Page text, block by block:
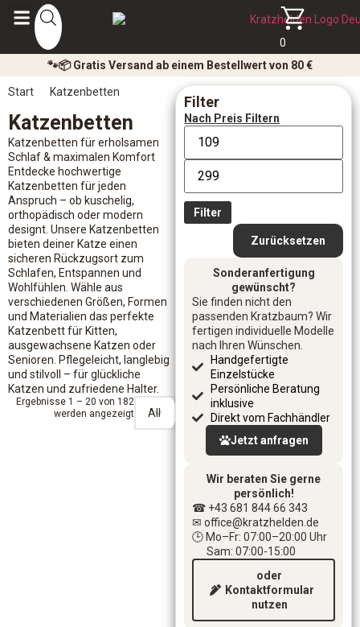
0
🐾📦 Gratis Versand ab einem Bestellwert von 80 €
Filter
Nach Preis Filtern
Filter
Zurücksetzen
Sonderanfertigung
gewünscht?
Sie finden nicht den
passenden Kratzbaum? Wir
fertigen individuelle Modelle
nach Ihren Wünschen.
Handgefertigte
Einzelstücke
Persönliche Beratung
inklusive
Direkt vom Fachhändler
Jetzt anfragen
Wir beraten Sie gerne
persönlich!
☎ +43 681 844 66 343
✉ office@kratzhelden.de
🕒 Mo–Fr: 07:00–20:00 Uhr
Sam: 07:00-15:00
oder
Kontaktformular
nutzen
Start Katzenbetten
Katzenbetten
Katzenbetten für erholsamen
Schlaf & maximalen Komfort
Entdecke hochwertige
Katzenbetten für jeden
Anspruch – ob kuschelig,
orthopädisch oder modern
designt. Unsere Katzenbetten
bieten deiner Katze einen
sicheren Rückzugsort zum
Schlafen, Entspannen und
Wohlfühlen. Wähle aus
verschiedenen Größen, Formen
und Materialien das perfekte
Katzenbett für Kitten,
ausgewachsene Katzen oder
Senioren. Pflegeleicht, langlebig
und stilvoll – für glückliche
Katzen und zufriedene Halter.
Ergebnisse 1 – 20 von 182
werden angezeigt